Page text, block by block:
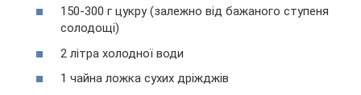
150-300 г цукру (залежно від бажаного ступеня
солодощі)
2 літра холодної води
1 чайна ложка сухих дріжджів